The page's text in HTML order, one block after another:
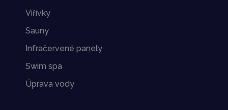
Vířivky
Sauny
Infračervené panely
Swim spa
Úprava vody